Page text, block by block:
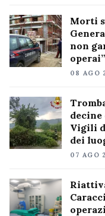
Morti
non
operai”
08 AGO
Vigili
dei
07 AGO